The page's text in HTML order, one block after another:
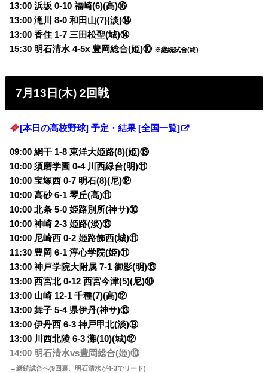
13:00 浜坂 0-10 福崎(6)(高)⑯
13:00 滝川 8-0 和田山(7)(淡)⑭
13:00 香住 1-7 三田松聖(城)⑭
15:30 明石清水 4-5x 豊岡総合(姫)⑩ ※継続試合(終)
7月13日(木) 2回戦
[本日の高校野球] 予定・結果 [全国一覧]
09:00 網干 1-8 東洋大姫路(8)(姫)⑬
10:00 須磨学園 0-4 川西緑台(明)⑪
10:00 宝塚西 0-7 明石(8)(尼)⑫
10:00 高砂 6-1 琴丘(高)⑪
10:00 北条 5-0 姫路別所(神サ)⑩
10:00 神崎 2-3 姫路(淡)⑬
10:00 尼崎西 0-2 姫路飾西(城)⑪
11:30 豊岡 6-1 淳心学院(姫)⑪
13:00 神戸学院大附属 7-1 御影(明)⑬
13:00 西宮北 0-12 西宮今津(5)(尼)⑩
13:00 山崎 12-1 千種(7)(高)⑫
13:00 舞子 5-4 県伊丹(神サ)⑬
13:00 伊丹西 6-3 神戸甲北(淡)⑨
13:00 川西北陵 6-3 灘(10)(城)⑫
14:00 明石清水vs豊岡総合(姫)⑩
→継続試合へ(9回裏、明石清水が4-3でリード)